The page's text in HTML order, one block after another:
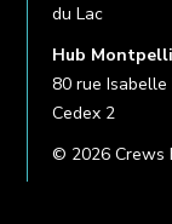
du Lac
Hub
80 rue
Cedex 2
© 2026 Crews